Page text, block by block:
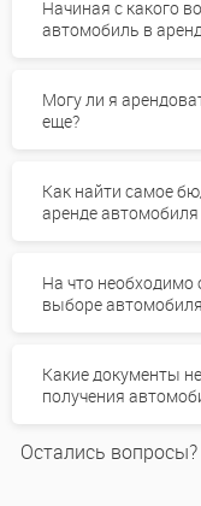
Начиная с какого
автомобиль в
Могу ли я
еще?
Как найти самое
аренде автомобиля
На что необходимо
выборе автомобиля
Какие документы
получения
Остались